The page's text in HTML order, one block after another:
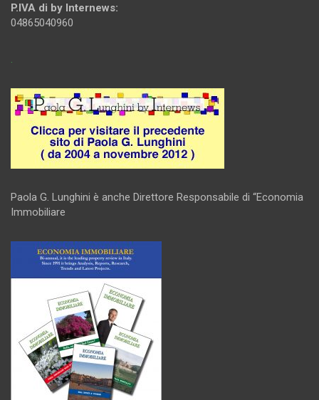
P.IVA di by Internews:
04865040960
.
Paola G. Lunghini è anche Direttore Responsabile di “Economia
Immobiliare